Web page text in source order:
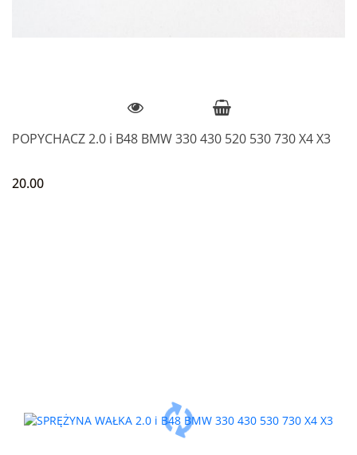
POPYCHACZ 2.0 i B48 BMW 330 430 520 530 730 X4 X3
20.00